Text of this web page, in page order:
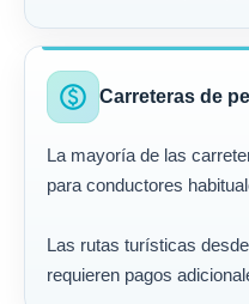
paid Carreteras de
La mayoría de las
para conductores
Las rutas turísticas
requieren pagos